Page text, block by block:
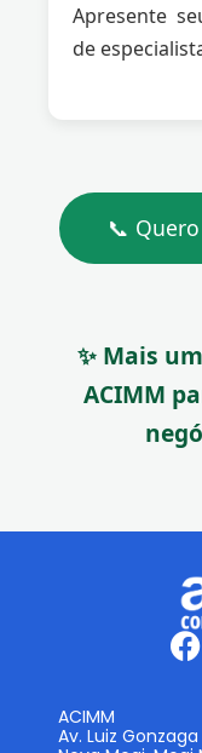
Apresente
de
📞
✨ Mais
ACIMM
ACIMM
Av. Luiz